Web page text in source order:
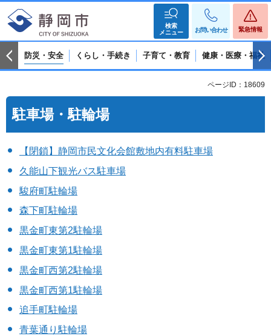
検索
メニュー
お問い合わせ 緊急情報
防災・安全 くらし・手続き 子育て・教育 健康・医療・福祉
ページID：18609
駐車場・駐輪場
【閉鎖】静岡市民文化会館敷地内有料駐車場
久能山下観光バス駐車場
駿府町駐輪場
森下町駐輪場
黒金町東第2駐輪場
黒金町東第1駐輪場
黒金町西第2駐輪場
黒金町西第1駐輪場
追手町駐輪場
青葉通り駐輪場